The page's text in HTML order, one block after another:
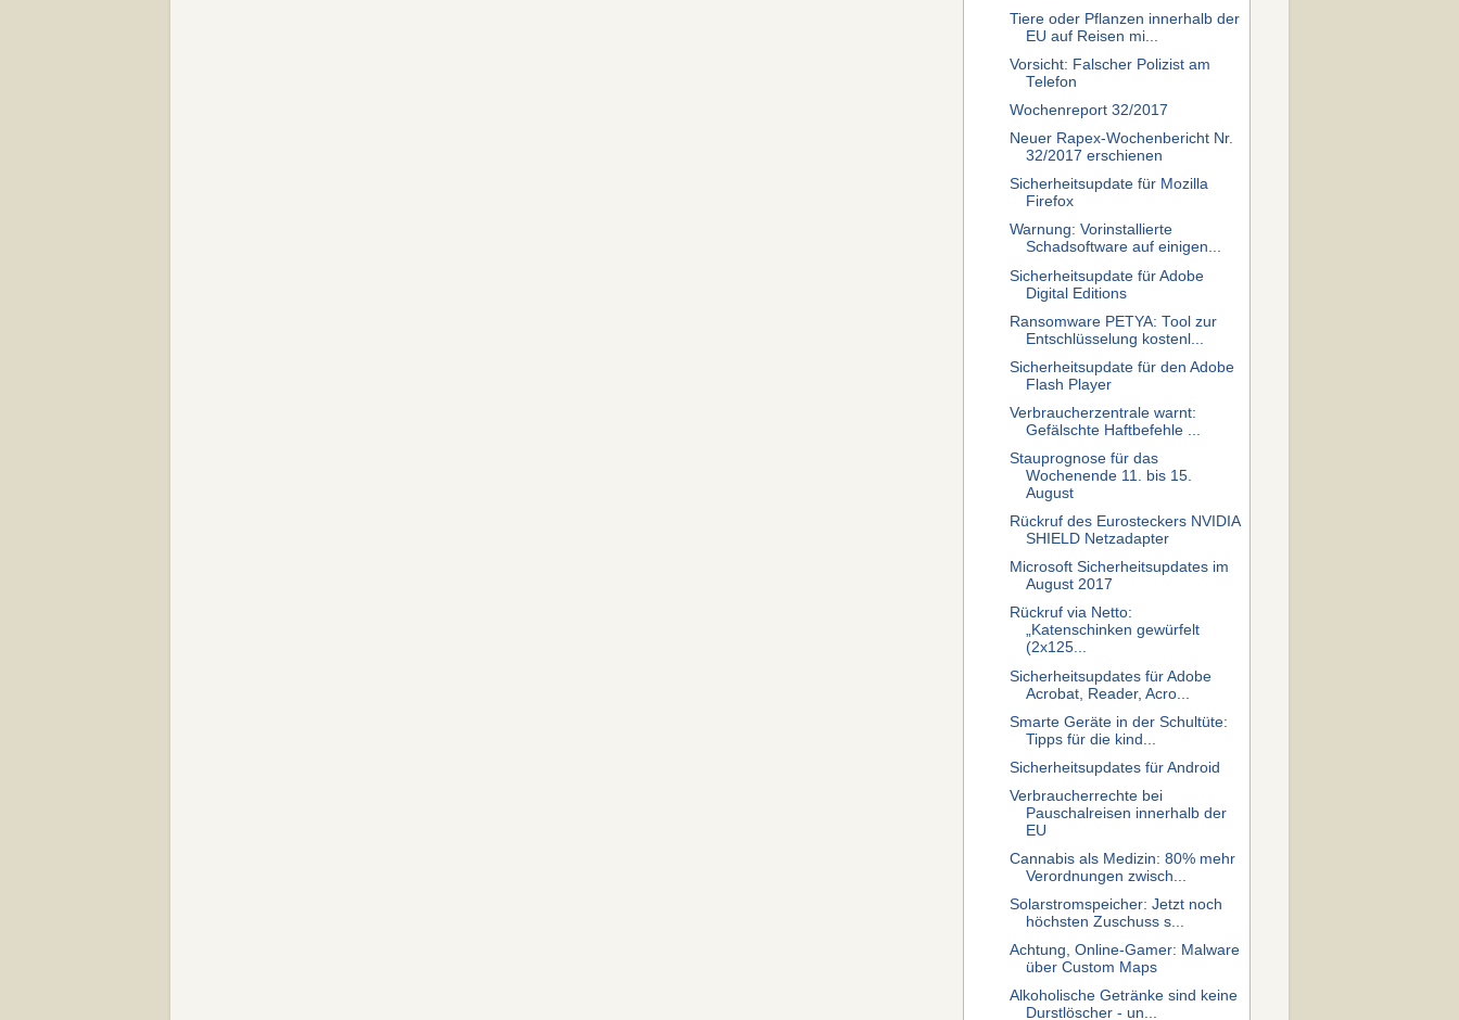
Tiere oder Pflanzen innerhalb der
EU auf Reisen mi...
Vorsicht: Falscher Polizist am
Telefon
Wochenreport 32/2017
Neuer Rapex-Wochenbericht Nr.
32/2017 erschienen
Sicherheitsupdate für Mozilla
Firefox
Warnung: Vorinstallierte
Schadsoftware auf einigen...
Sicherheitsupdate für Adobe
Digital Editions
Ransomware PETYA: Tool zur
Entschlüsselung kostenl...
Sicherheitsupdate für den Adobe
Flash Player
Verbraucherzentrale warnt:
Gefälschte Haftbefehle ...
Stauprognose für das
Wochenende 11. bis 15.
August
Rückruf des Eurosteckers NVIDIA
SHIELD Netzadapter
Microsoft Sicherheitsupdates im
August 2017
Rückruf via Netto:
„Katenschinken gewürfelt
(2x125...
Sicherheitsupdates für Adobe
Acrobat, Reader, Acro...
Smarte Geräte in der Schultüte:
Tipps für die kind...
Sicherheitsupdates für Android
Verbraucherrechte bei
Pauschalreisen innerhalb der
EU
Cannabis als Medizin: 80% mehr
Verordnungen zwisch...
Solarstromspeicher: Jetzt noch
höchsten Zuschuss s...
Achtung, Online-Gamer: Malware
über Custom Maps
Alkoholische Getränke sind keine
Durstlöscher - un...